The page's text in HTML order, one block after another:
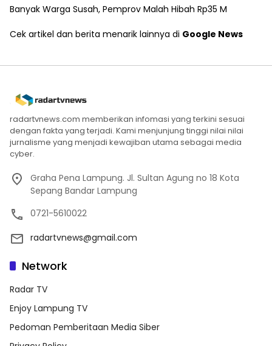
Banyak Warga Susah, Pemprov Malah Hibah Rp35 M
Cek artikel dan berita menarik lainnya di Google News
radartvnews.com memberikan infomasi yang terkini sesuai
dengan fakta yang terjadi. Kami menjunjung tinggi nilai nilai
jurnalisme yang menjadi kewajiban utama sebagai media
cyber.
Graha Pena Lampung. Jl. Sultan Agung no 18 Kota
Sepang Bandar Lampung
0721-5610022
radartvnews@gmail.com
Network
Radar TV
Enjoy Lampung TV
Pedoman Pemberitaan Media Siber